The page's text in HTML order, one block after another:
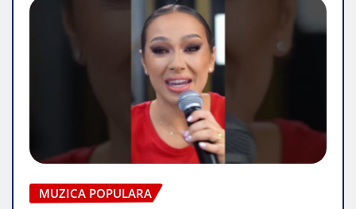
MUZICA POPULARA